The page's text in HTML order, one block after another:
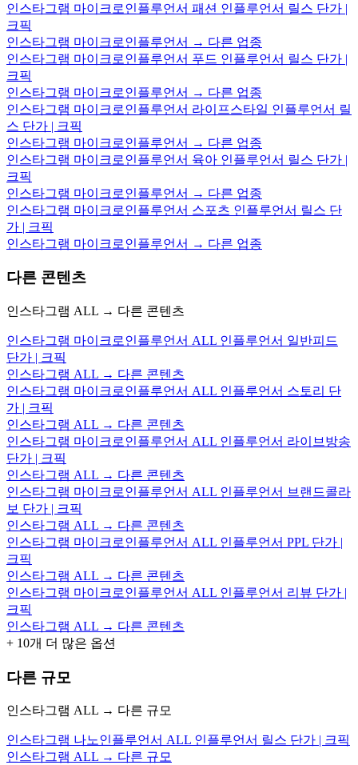
인스타그램 마이크로인플루언서 패션 인플루언서 릴스 단가 |
크픽
인스타그램 마이크로인플루언서 → 다른 업종
인스타그램 마이크로인플루언서 푸드 인플루언서 릴스 단가 |
크픽
인스타그램 마이크로인플루언서 → 다른 업종
인스타그램 마이크로인플루언서 라이프스타일 인플루언서 릴
스 단가 | 크픽
인스타그램 마이크로인플루언서 → 다른 업종
인스타그램 마이크로인플루언서 육아 인플루언서 릴스 단가 |
크픽
인스타그램 마이크로인플루언서 → 다른 업종
인스타그램 마이크로인플루언서 스포츠 인플루언서 릴스 단
가 | 크픽
인스타그램 마이크로인플루언서 → 다른 업종
다른 콘텐츠
인스타그램 ALL → 다른 콘텐츠
인스타그램 마이크로인플루언서 ALL 인플루언서 일반피드
단가 | 크픽
인스타그램 ALL → 다른 콘텐츠
인스타그램 마이크로인플루언서 ALL 인플루언서 스토리 단
가 | 크픽
인스타그램 ALL → 다른 콘텐츠
인스타그램 마이크로인플루언서 ALL 인플루언서 라이브방송
단가 | 크픽
인스타그램 ALL → 다른 콘텐츠
인스타그램 마이크로인플루언서 ALL 인플루언서 브랜드콜라
보 단가 | 크픽
인스타그램 ALL → 다른 콘텐츠
인스타그램 마이크로인플루언서 ALL 인플루언서 PPL 단가 |
크픽
인스타그램 ALL → 다른 콘텐츠
인스타그램 마이크로인플루언서 ALL 인플루언서 리뷰 단가 |
크픽
인스타그램 ALL → 다른 콘텐츠
+ 10개 더 많은 옵션
다른 규모
인스타그램 ALL → 다른 규모
인스타그램 나노인플루언서 ALL 인플루언서 릴스 단가 | 크픽
인스타그램 ALL → 다른 규모